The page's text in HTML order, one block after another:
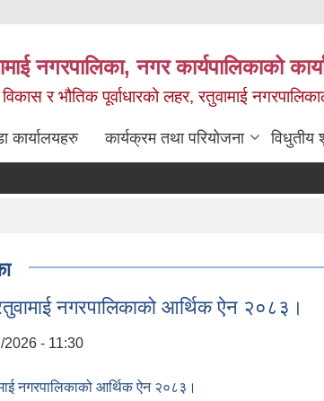
नगरपालिका, नगर कार्यपालिकाको
र भौतिक पूर्वाधारको लहर, रतुवामाई
कार्यालयहरु कार्यक्रम तथा परियोजना विधुतीय
नगरपालिकाको आर्थिक ऐन २०८३।
2026 - 11:30
नगरपालिकाको आर्थिक ऐन २०८३।